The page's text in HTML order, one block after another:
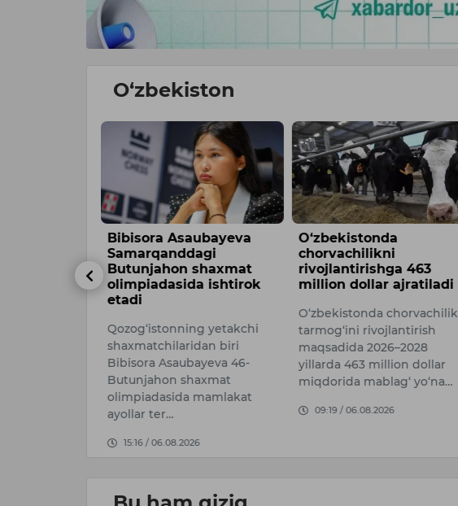
O‘zbekiston
Bibisora Asaubayeva
Samarqanddagi
Butunjahon shaxmat
olimpiadasida ishtirok
etadi
Qozog‘istonning yetakchi
shaxmatchilaridan biri
Bibisora Asaubayeva 46-
Butunjahon shaxmat
olimpiadasida mamlakat
ayollar ter…
15:16 / 06.08.2026
O‘zbekistonda
chorvachilikni
rivojlantirishga 463
million dollar ajratiladi
O‘zbekistonda chorvachilik
tarmog‘ini rivojlantirish
maqsadida 2026–2028
yillarda 463 million dollar
miqdorida mablag‘ yo‘na…
09:19 / 06.08.2026